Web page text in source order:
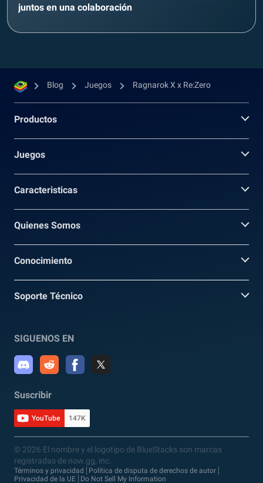
juntos en una colaboración
Blog Juegos Ragnarok X x Re:Zero
Productos
Juegos
Caracteristicas
Quienes Somos
Conocimiento
Soporte Técnico
SIGUENOS EN
Suscribir
YouTube 147K
© 2026 El nombre y el logotipo de BlueStacks son marcas
registradas de now.gg, inc.
Términos y privacidad
Política de disputa de derechos de autor
Privacidad de la UE
Do Not Sell My Information